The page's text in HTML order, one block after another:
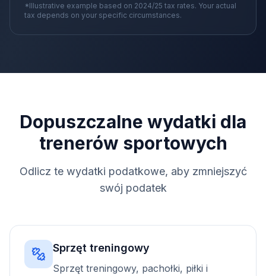
*Illustrative example based on 2024/25 tax rates. Your actual
tax depends on your specific circumstances.
Dopuszczalne wydatki dla
trenerów sportowych
Odlicz te wydatki podatkowe, aby zmniejszyć
swój podatek
Sprzęt treningowy
Sprzęt treningowy, pachołki, piłki i